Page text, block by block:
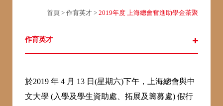
首頁 > 作育英才 > 2019年度 上海總會奮進助學金茶聚
作育英才
於2019 年 4 月 13 日(星期六)下午，上海總會與中
文大學 (入學及學生資助處、拓展及籌募處) 假行